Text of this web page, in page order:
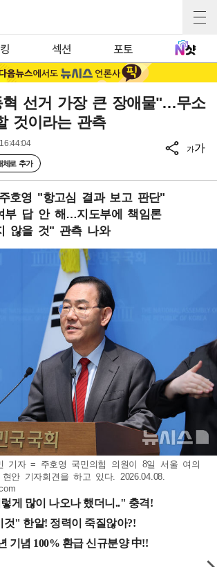
섹션 포토
혁 선거 가장 큰 장애물"…무소
것이라는 관측
체로 추가
가가
호영 "항고심 결과 보고 판단"
부 답 안 해…지도부에 책임론
않을 것" 관측 나와
기자 = 주호영 국민의힘 의원이 8일 서울 여의
안 기자회견을 하고 있다. 2026.04.08.